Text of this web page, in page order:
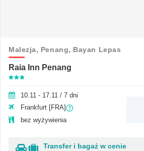
Malezja, Penang, Bayan Lepas
Raia Inn Penang
10.11 - 17.11 / 7 dni
Frankfurt [FRA]
bez wyżywienia
Transfer i bagaż w cenie